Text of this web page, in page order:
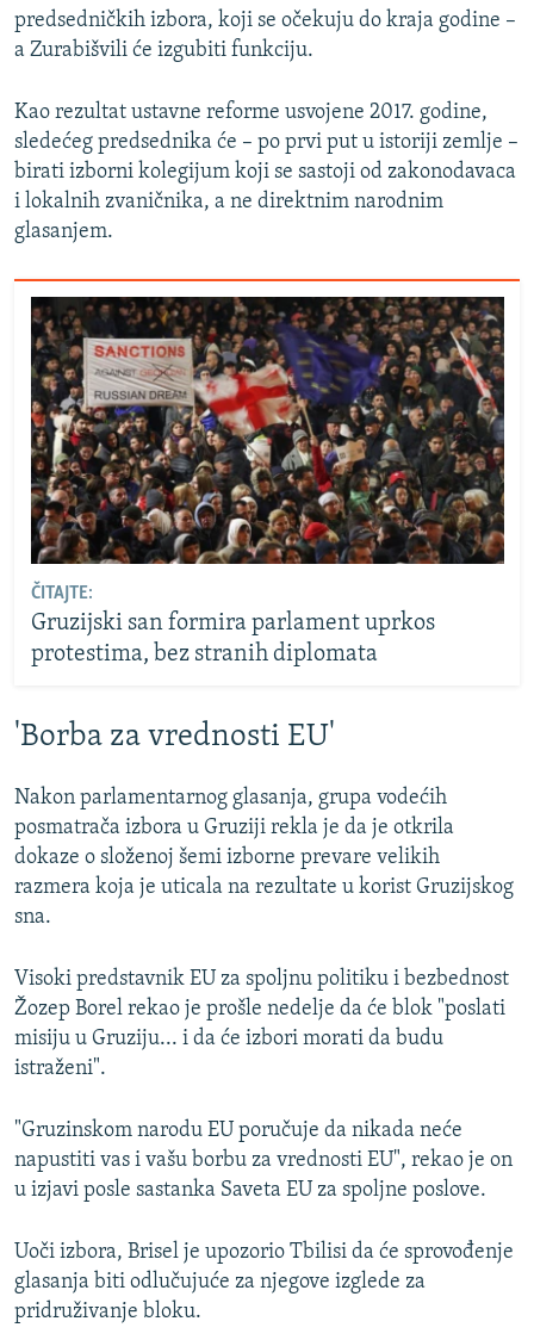
predsedničkih izbora, koji se očekuju do kraja godine –
a Zurabišvili će izgubiti funkciju.
Kao rezultat ustavne reforme usvojene 2017. godine,
sledećeg predsednika će – po prvi put u istoriji zemlje –
birati izborni kolegijum koji se sastoji od zakonodavaca
i lokalnih zvaničnika, a ne direktnim narodnim
glasanjem.
ČITAJTE:
Gruzijski san formira parlament uprkos
protestima, bez stranih diplomata
'Borba za vrednosti EU'
Nakon parlamentarnog glasanja, grupa vodećih
posmatrača izbora u Gruziji rekla je da je otkrila
dokaze o složenoj šemi izborne prevare velikih
razmera koja je uticala na rezultate u korist Gruzijskog
sna.
Visoki predstavnik EU za spoljnu politiku i bezbednost
Žozep Borel rekao je prošle nedelje da će blok "poslati
misiju u Gruziju... i da će izbori morati da budu
istraženi".
"Gruzinskom narodu EU poručuje da nikada neće
napustiti vas i vašu borbu za vrednosti EU", rekao je on
u izjavi posle sastanka Saveta EU za spoljne poslove.
Uoči izbora, Brisel je upozorio Tbilisi da će sprovođenje
glasanja biti odlučujuće za njegove izglede za
pridruživanje bloku.